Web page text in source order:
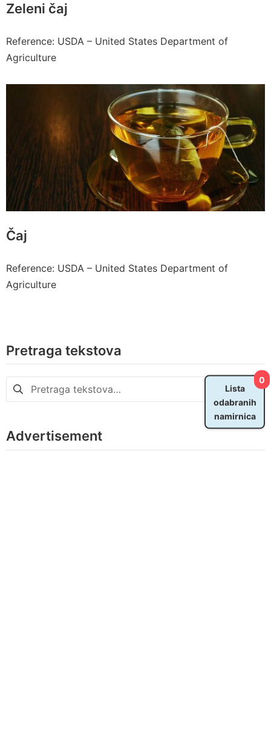
Zeleni čaj
Reference: USDA – United States Department of
Agriculture
Čaj
Reference: USDA – United States Department of
Agriculture
Pretraga tekstova
Pretraga
za:
Advertisement
0
Lista
odabranih
namirnica